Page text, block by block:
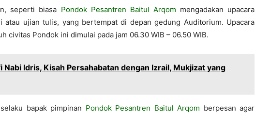
seperti biasa Pondok Pesantren Baitul Arqom mengadakan upacara
atau ujian tulis, yang bertempat di depan gedung Auditorium. Upacara
civitas Pondok ini dimulai pada jam 06.30 WIB – 06.50 WIB.
Nabi Idris, Kisah Persahabatan dengan Izrail, Mukjizat yang
bapak pimpinan Pondok Pesantren Baitul Arqom berpesan agar